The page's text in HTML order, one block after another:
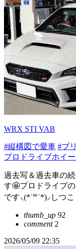
WRX STI VAB
#縦構図で愛車 #ブ
プロドライブホイ
過去写＆過去車の
す🤩プロドライブ
です⸜(*˙꒳˙*)⸝しつ
thumb_up 92
comment2
2026/05/09 22:35